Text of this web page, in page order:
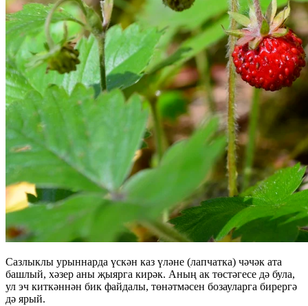
Сазлыклы урыннарда үскән каз үләне (лапчатка) чәчәк ата
башлый, хәзер аны җыярга кирәк. Аның ак төстәгесе дә була,
ул эч киткәннән бик файдалы, төнәтмәсен бозауларга бирергә
дә ярый.